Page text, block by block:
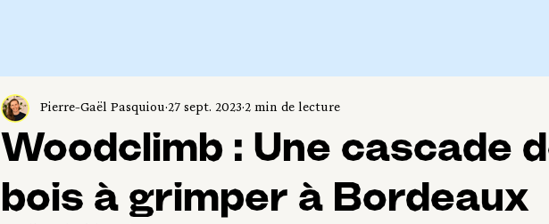
Woodclimb : Une cascade
bois à grimper à Bordeaux
Pierre-Gaël Pasquiou 27 sept. 2023 2 min de lecture